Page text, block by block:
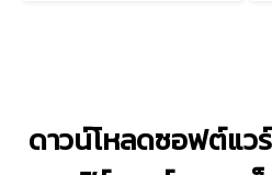
ดาวน์โหลดซอฟต์แวร์